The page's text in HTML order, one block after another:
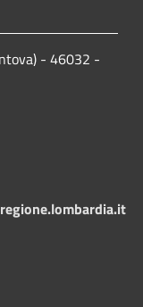
- 46032 -